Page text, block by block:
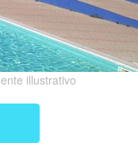
illustrativo